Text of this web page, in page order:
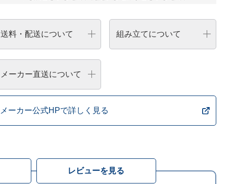
送料・配送について 組み立てについて
メーカー直送について
メーカー公式HPで詳しく見る
レビューを見る